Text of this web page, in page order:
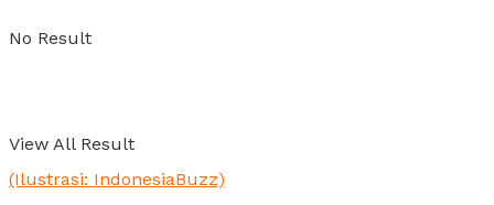
No Result
View All Result
(Ilustrasi: IndonesiaBuzz)